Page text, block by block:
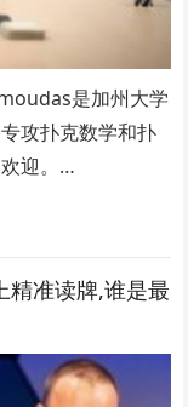
是加州大学
攻扑克数学和扑
迎。…
精准读牌,谁是最